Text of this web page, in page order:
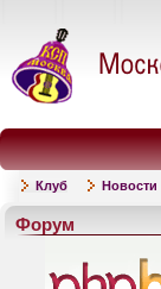
Клуб Новости
Форум